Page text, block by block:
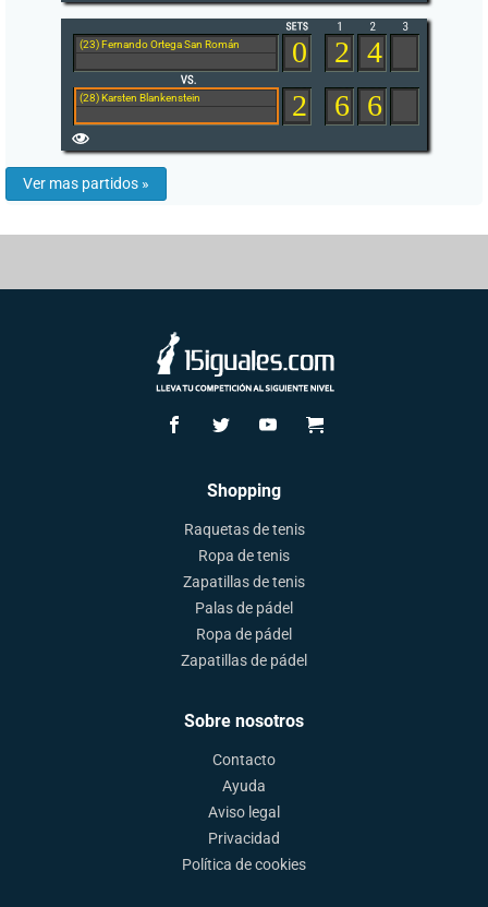
(23) Fernando Ortega San Román
(28) Karsten Blankenstein
0
2
2 4
6 6
Ver mas partidos »
Shopping
Raquetas de tenis
Ropa de tenis
Zapatillas de tenis
Palas de pádel
Ropa de pádel
Zapatillas de pádel
Sobre nosotros
Contacto
Ayuda
Aviso legal
Privacidad
Política de cookies